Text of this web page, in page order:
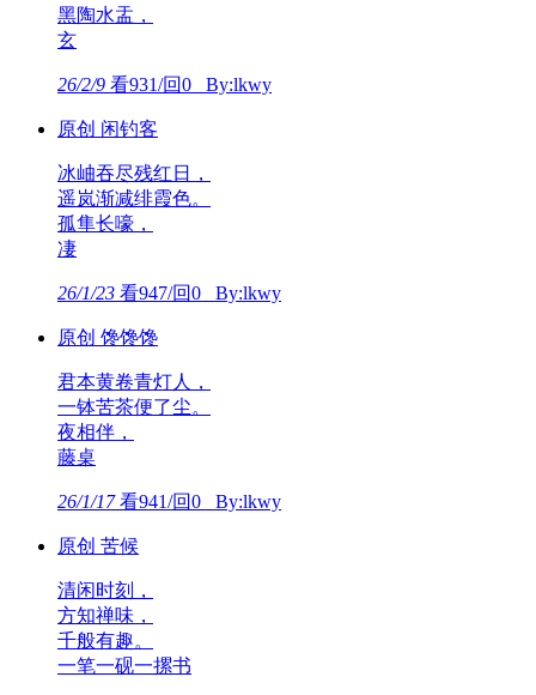
黑陶水盂，
玄
26/2/9 看931/回0 By:lkwy
原创 闲钓客
冰岫吞尽残红日，
遥岚渐减绯霞色。
孤隼长嚎，
凄
26/1/23 看947/回0 By:lkwy
原创 馋馋馋
君本黄卷青灯人，
一钵苦茶便了尘。
夜相伴，
藤桌
26/1/17看941/回0 By:lkwy
原创 苦候
清闲时刻，
方知禅味，
千般有趣。
一笔一砚一摞书